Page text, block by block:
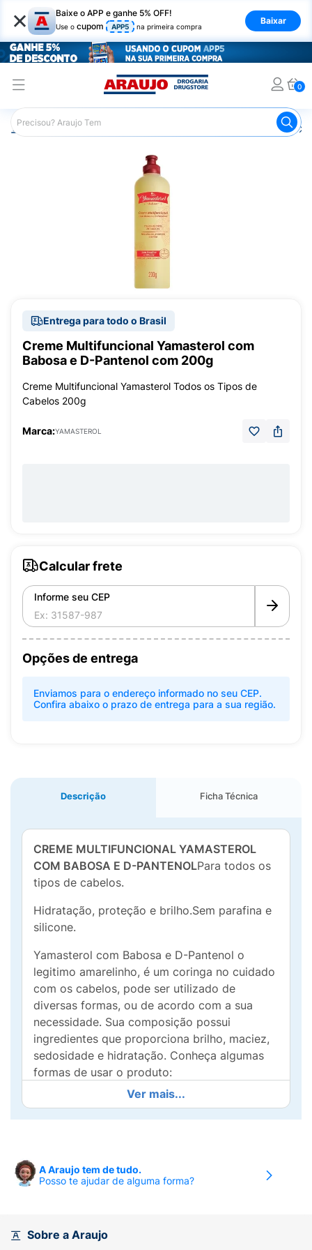
× Baixe o APP e ganhe 5% OFF!
Use o cupom APP5 na primeira compra
Baixar
0
Araujo Cabelo Creme para Pentear
Entrega para todo o Brasil
Creme Multifuncional Yamasterol com
Babosa e D-Pantenol com 200g
Creme Multifuncional Yamasterol Todos os Tipos de
Cabelos 200g
Marca:YAMASTEROL
Calcular frete
Informe seu CEP
Opções de entrega
Enviamos para o endereço informado no seu CEP.
Confira abaixo o prazo de entrega para a sua região.
Descrição Ficha Técnica
CREME MULTIFUNCIONAL YAMASTEROL
COM BABOSA E D-PANTENOLPara todos os
tipos de cabelos.
Hidratação, proteção e brilho.Sem parafina e
silicone.
Yamasterol com Babosa e D-Pantenol o
legitimo amarelinho, é um coringa no cuidado
com os cabelos, pode ser utilizado de
diversas formas, ou de acordo com a sua
necessidade. Sua composição possui
ingredientes que proporciona brilho, maciez,
sedosidade e hidratação. Conheça algumas
formas de usar o produto:
Prepara e protege os fios antes
do shampoo, deixando os fios
Lave o cabelo como de costume.
enxágue do shampoo, retire o excesso de
água e aplique o produto no cabelo. Finalize
Ver mais...
A Araujo tem de tudo.
Posso te ajudar de alguma forma?
Sobre a Araujo